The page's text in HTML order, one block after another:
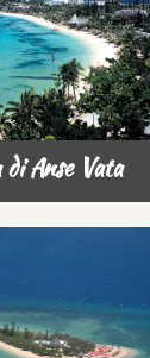
di Anse Vata